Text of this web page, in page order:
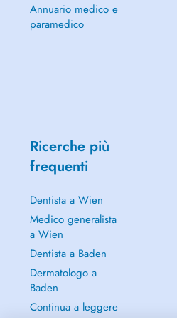
Annuario medico e
paramedico
Ricerche più
frequenti
Dentista a Wien
Medico generalista
a Wien
Dentista a Baden
Dermatologo a
Baden
Continua a leggere
→